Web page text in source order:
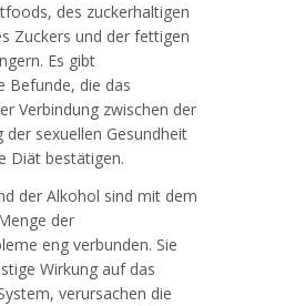
des zuckerhaltigen
Zuckers und der fettigen
Es gibt
Befunde, die das
Verbindung zwischen der
der sexuellen Gesundheit
Diät bestätigen.
der Alkohol sind mit dem
der
eng verbunden. Sie
Wirkung auf das
verursachen die